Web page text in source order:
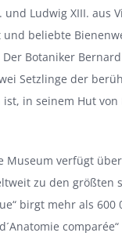
Ludwig XIII. aus
beliebte
Botaniker
Setzlinge der
in seinem Hut von
Museum verfügt
zu den größten
birgt mehr als